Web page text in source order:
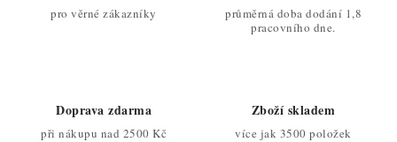
pro věrné zákazníky
průměrná doba dodání 1,8
pracovního dne.
Doprava zdarma
při nákupu nad 2500 Kč
Zboží skladem
více jak 3500 položek